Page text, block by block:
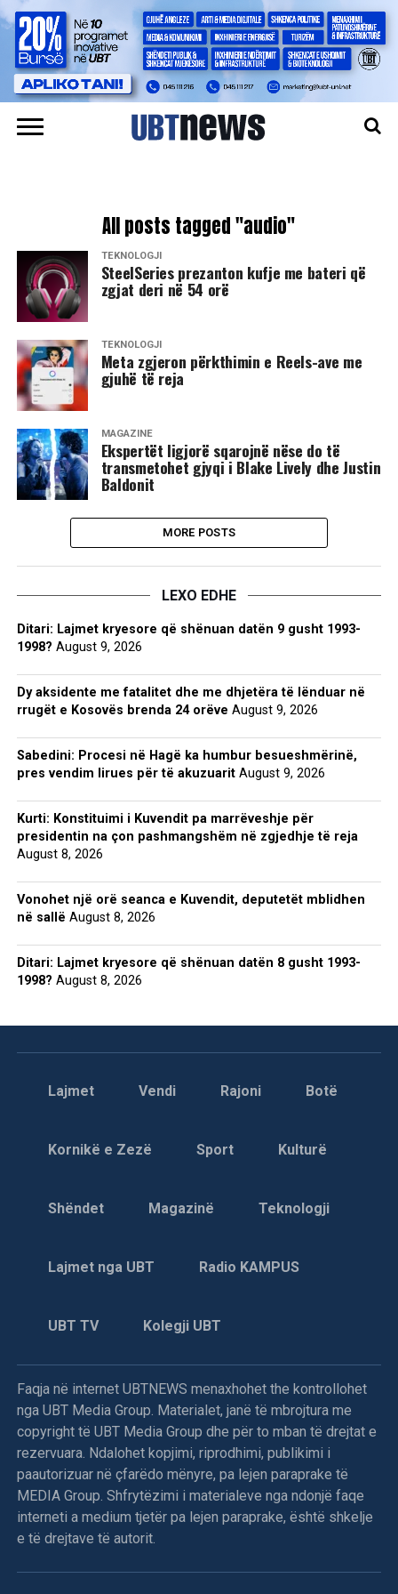
All posts tagged "audio"
TEKNOLOGJI
SteelSeries prezanton kufje me bateri që
zgjat deri në 54 orë
TEKNOLOGJI
Meta zgjeron përkthimin e Reels-ave me
gjuhë të reja
MAGAZINË
Ekspertët ligjorë sqarojnë nëse do të
transmetohet gjyqi i Blake Lively dhe Justin
Baldonit
MORE POSTS
LEXO EDHE
Ditari: Lajmet kryesore që shënuan datën 9 gusht 1993-
1998? August 9, 2026
Dy aksidente me fatalitet dhe me dhjetëra të lënduar në
rrugët e Kosovës brenda 24 orëve August 9, 2026
Sabedini: Procesi në Hagë ka humbur besueshmërinë,
pres vendim lirues për të akuzuarit August 9, 2026
Kurti: Konstituimi i Kuvendit pa marrëveshje për
presidentin na çon pashmangshëm në zgjedhje të reja
August 8, 2026
Vonohet një orë seanca e Kuvendit, deputetët mblidhen
në sallë August 8, 2026
Ditari: Lajmet kryesore që shënuan datën 8 gusht 1993-
1998? August 8, 2026
Lajmet Vendi Rajoni Botë
Kornikë e Zezë Sport Kulturë
Shëndet Magazinë Teknologji
Lajmet nga UBT Radio KAMPUS
UBT TV Kolegji UBT
Faqja në internet UBTNEWS menaxhohet the kontrollohet
nga UBT Media Group. Materialet, janë të mbrojtura me
copyright të UBT Media Group dhe për to mban të drejtat e
rezervuara. Ndalohet kopjimi, riprodhimi, publikimi i
paautorizuar në çfarëdo mënyre, pa lejen paraprake të
MEDIA Group. Shfrytëzimi i materialeve nga ndonjë faqe
interneti a medium tjetër pa lejen paraprake, është shkelje
e të drejtave të autorit.